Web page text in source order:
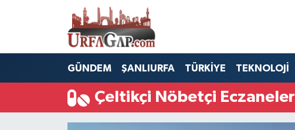
GÜNDEM ŞANLIURFA TÜRKİYE TEKNOLOJİ
Çeltikçi Nöbetçi Eczaneler
Nöbetçi Eczaneler
Hava Durumu
Namaz Vakitleri